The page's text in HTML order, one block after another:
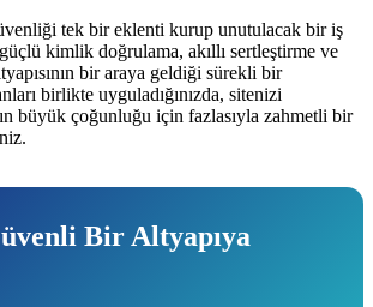
tek bir eklenti kurup unutulacak bir iş
kimlik doğrulama, akıllı sertleştirme ve
bir araya geldiği sürekli bir
birlikte uyguladığınızda, sitenizi
büyük çoğunluğu için fazlasıyla zahmetli bir
Bir Altyapıya